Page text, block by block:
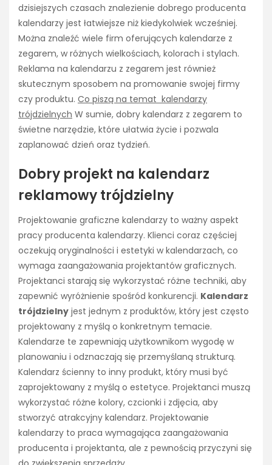
dzisiejszych czasach znalezienie dobrego producenta
kalendarzy jest łatwiejsze niż kiedykolwiek wcześniej.
Można znaleźć wiele firm oferujących kalendarze z
zegarem, w różnych wielkościach, kolorach i stylach.
Reklama na kalendarzu z zegarem jest również
skutecznym sposobem na promowanie swojej firmy
czy produktu. Co piszą na temat kalendarzy
trójdzielnych W sumie, dobry kalendarz z zegarem to
świetne narzędzie, które ułatwia życie i pozwala
zaplanować dzień oraz tydzień.
Dobry projekt na kalendarz
reklamowy trójdzielny
Projektowanie graficzne kalendarzy to ważny aspekt
pracy producenta kalendarzy. Klienci coraz częściej
oczekują oryginalności i estetyki w kalendarzach, co
wymaga zaangażowania projektantów graficznych.
Projektanci starają się wykorzystać różne techniki, aby
zapewnić wyróżnienie spośród konkurencji. Kalendarz
trójdzielny jest jednym z produktów, który jest często
projektowany z myślą o konkretnym temacie.
Kalendarze te zapewniają użytkownikom wygodę w
planowaniu i odznaczają się przemyślaną strukturą.
Kalendarz ścienny to inny produkt, który musi być
zaprojektowany z myślą o estetyce. Projektanci muszą
wykorzystać różne kolory, czcionki i zdjęcia, aby
stworzyć atrakcyjny kalendarz. Projektowanie
kalendarzy to praca wymagająca zaangażowania
producenta i projektanta, ale z pewnością przyczyni się